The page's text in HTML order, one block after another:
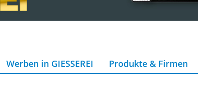
Werben in GIESSEREI Produkte & Firmen